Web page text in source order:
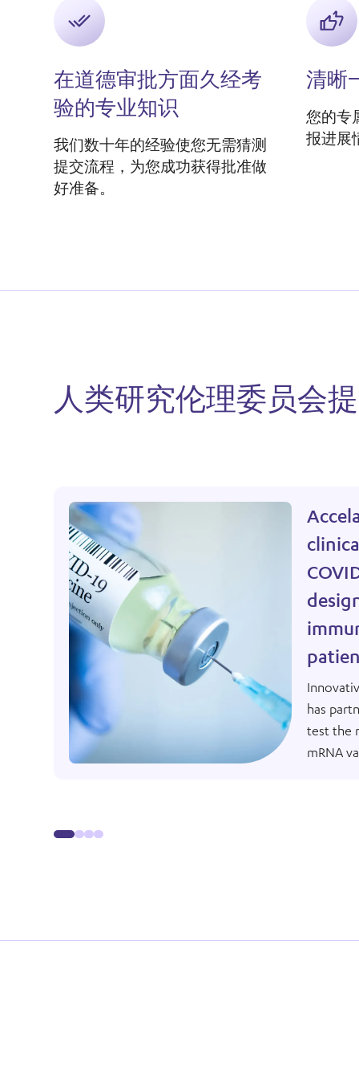
在道德审批方面久经考
验的专业知识
我们数十年的经验使您无需猜测
提交流程，为您成功获得批准做
好准备。
清晰
您的专
报进展
人类研究伦理委员会
has
test the
mRNA